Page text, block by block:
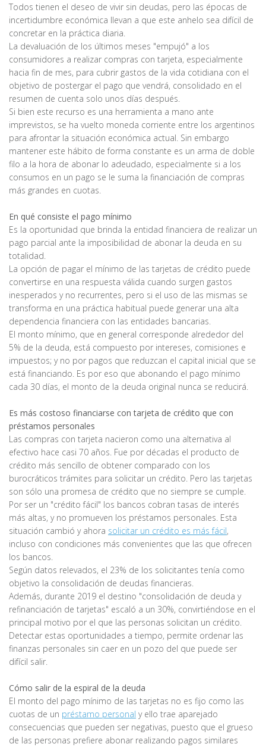
Todos tienen el deseo de vivir sin deudas, pero las épocas de
incertidumbre económica llevan a que este anhelo sea difícil de
concretar en la práctica diaria.
La devaluación de los últimos meses "empujó" a los
consumidores a realizar compras con tarjeta, especialmente
hacia fin de mes, para cubrir gastos de la vida cotidiana con el
objetivo de postergar el pago que vendrá, consolidado en el
resumen de cuenta solo unos días después.
Si bien este recurso es una herramienta a mano ante
imprevistos, se ha vuelto moneda corriente entre los argentinos
para afrontar la situación económica actual. Sin embargo
mantener este hábito de forma constante es un arma de doble
filo a la hora de abonar lo adeudado, especialmente si a los
consumos en un pago se le suma la financiación de compras
más grandes en cuotas.
En qué consiste el pago mínimo
Es la oportunidad que brinda la entidad financiera de realizar un
pago parcial ante la imposibilidad de abonar la deuda en su
totalidad.
La opción de pagar el mínimo de las tarjetas de crédito puede
convertirse en una respuesta válida cuando surgen gastos
inesperados y no recurrentes, pero si el uso de las mismas se
transforma en una práctica habitual puede generar una alta
dependencia financiera con las entidades bancarias.
El monto mínimo, que en general corresponde alrededor del
5% de la deuda, está compuesto por intereses, comisiones e
impuestos; y no por pagos que reduzcan el capital inicial que se
está financiando. Es por eso que abonando el pago mínimo
cada 30 días, el monto de la deuda original nunca se reducirá.
Es más costoso financiarse con tarjeta de crédito que con
préstamos personales
Las compras con tarjeta nacieron como una alternativa al
efectivo hace casi 70 años. Fue por décadas el producto de
crédito más sencillo de obtener comparado con los
burocráticos trámites para solicitar un crédito. Pero las tarjetas
son sólo una promesa de crédito que no siempre se cumple.
Por ser un "crédito fácil" los bancos cobran tasas de interés
más altas, y no promueven los préstamos personales. Esta
situación cambió y ahora solicitar un crédito es más fácil,
incluso con condiciones más convenientes que las que ofrecen
los bancos.
Según datos relevados, el 23% de los solicitantes tenía como
objetivo la consolidación de deudas financieras.
Además, durante 2019 el destino "consolidación de deuda y
refinanciación de tarjetas" escaló a un 30%, convirtiéndose en el
principal motivo por el que las personas solicitan un crédito.
Detectar estas oportunidades a tiempo, permite ordenar las
finanzas personales sin caer en un pozo del que puede ser
difícil salir.
Cómo salir de la espiral de la deuda
El monto del pago mínimo de las tarjetas no es fijo como las
cuotas de un préstamo personal y ello trae aparejado
consecuencias que pueden ser negativas, puesto que el grueso
de las personas prefiere abonar realizando pagos similares